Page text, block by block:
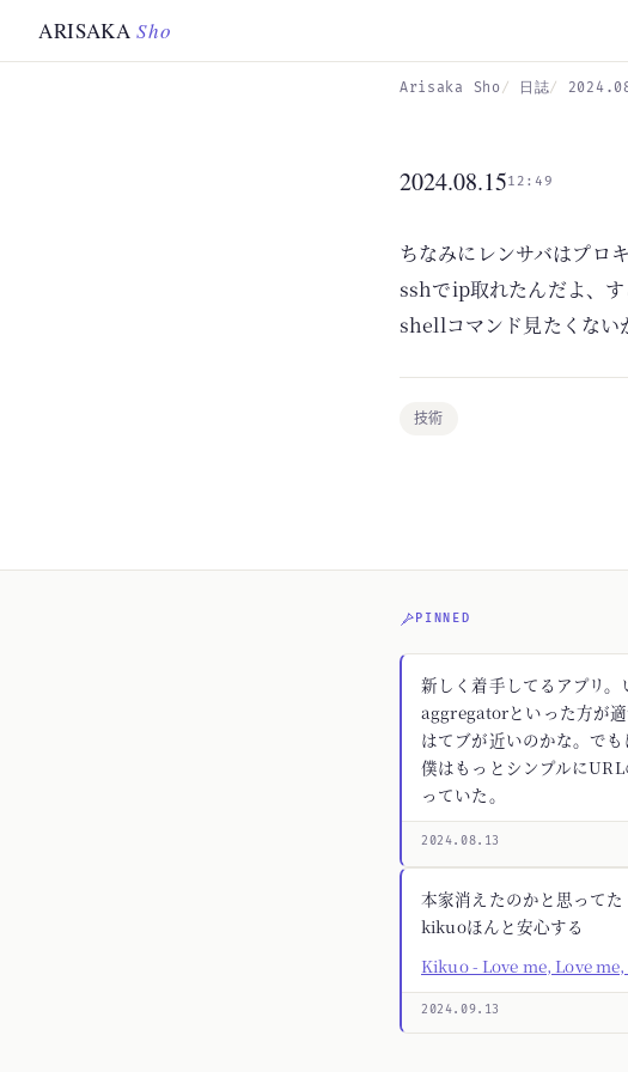
ARISAKASho
Arisaka Sho 日誌
2024.08.1512:49
ちなみにレンサバはプロ
sshでip取れたんだよ、
shellコマンド見たくない
技術
PINNED
新しく着手してるアプリ
aggregatorといった方が
はてブが近いのかな。で
僕はもっとシンプルに
っていた。
2024.08.13
本家消えたのかと思ってた
kikuoほんと安心する
Kikuo - Love me, Love
2024.09.13